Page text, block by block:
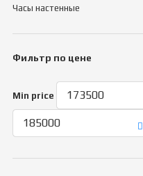
Часы настенные
Фильтр по цене
Min price